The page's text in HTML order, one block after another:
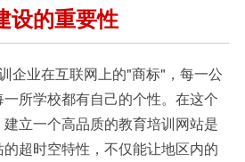
作设计方案
设的重要性
企业在互联网上的"商标"，每一公
所学校都有自己的个性。在这个
立一个高品质的教育培训网站是
超时空特性，不仅能让地区内的